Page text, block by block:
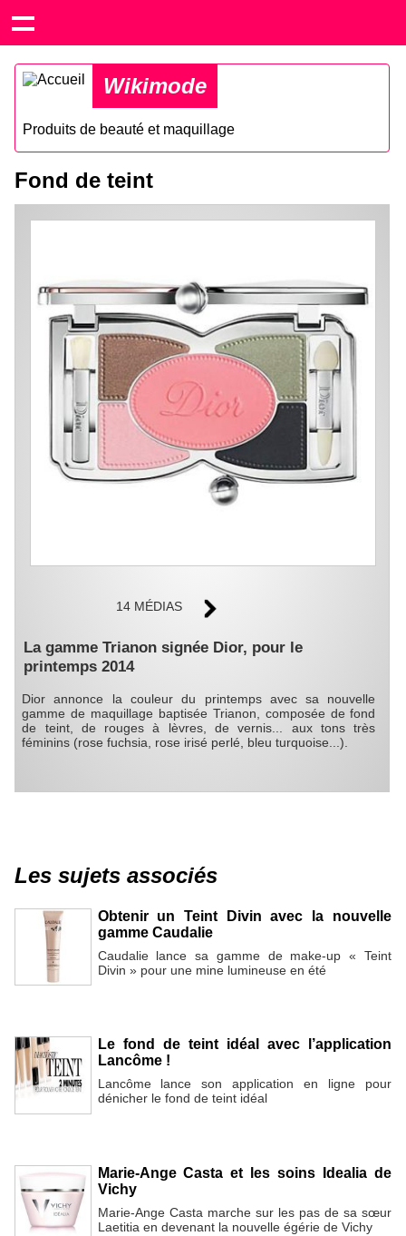
Wikimode
Produits de beauté et maquillage
Fond de teint
14 MÉDIAS
La gamme Trianon signée Dior, pour le
printemps 2014
Dior annonce la couleur du printemps avec sa nouvelle
gamme de maquillage baptisée Trianon, composée de fond
de teint, de rouges à lèvres, de vernis... aux tons très
féminins (rose fuchsia, rose irisé perlé, bleu turquoise...).
Les sujets associés
Obtenir un Teint Divin avec la nouvelle
gamme Caudalie
Caudalie lance sa gamme de make-up « Teint
Divin » pour une mine lumineuse en été
Le fond de teint idéal avec l’application
Lancôme !
Lancôme lance son application en ligne pour
dénicher le fond de teint idéal
Marie-Ange Casta et les soins Idealia de
Vichy
Marie-Ange Casta marche sur les pas de sa sœur
Laetitia en devenant la nouvelle égérie de Vichy